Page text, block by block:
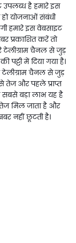
है हमारे इस
हो योजनाओं संबंधी
हमारे इस वेबसाइट
प्रकाशित करें तो
चैनल से जुड़
में दिया गया है।
चैनल से जुड़
और पहले प्राप्त
बड़ा लाभ यह है
मिल जाता है और
नहीं छूटती है।